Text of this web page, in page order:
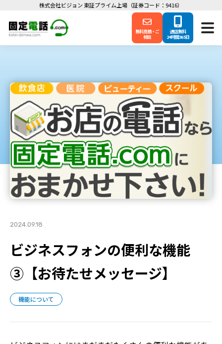
株式会社ビジョン 東証プライム上場（証券コード：9416）
無料見積・ご
相談
通話無料
24時間365日
2024.09.18
ビジネスフォンの便利な機能
③【お待たせメッセージ】
機能について